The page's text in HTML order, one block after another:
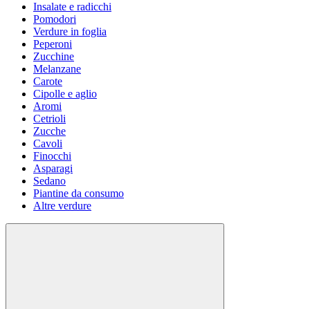
Insalate e radicchi
Pomodori
Verdure in foglia
Peperoni
Zucchine
Melanzane
Carote
Cipolle e aglio
Aromi
Cetrioli
Zucche
Cavoli
Finocchi
Asparagi
Sedano
Piantine da consumo
Altre verdure